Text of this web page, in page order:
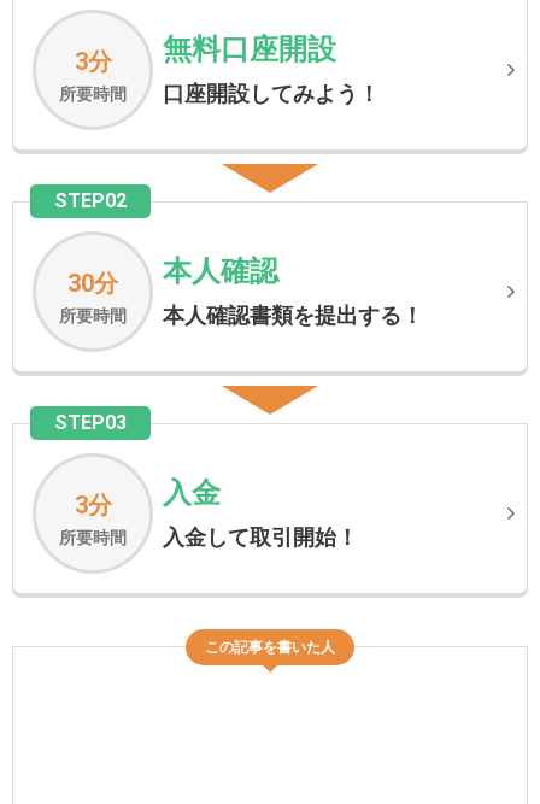
3分
所要時間
無料口座開設
口座開設してみよう！
STEP02
30分
所要時間
本人確認
本人確認書類を提出する！
STEP03
3分
所要時間
入金
入金して取引開始！
この記事を書いた人